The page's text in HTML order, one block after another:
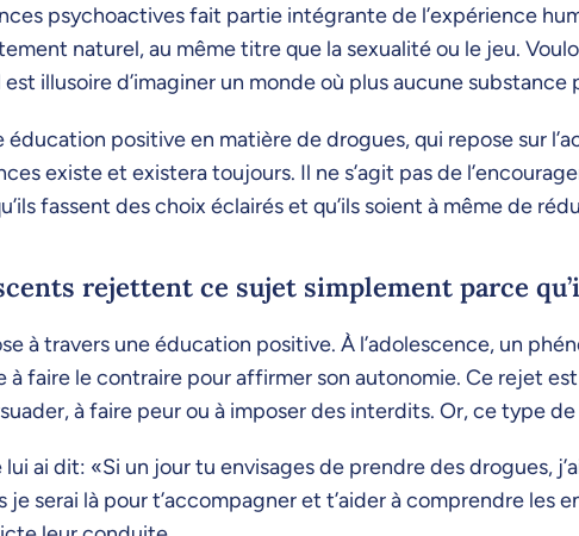
psychoactives fait partie intégrante de l’expérience
naturel, au même titre que la sexualité ou le jeu.
illusoire d’imaginer un monde où plus aucune
positive en matière de drogues, qui repose sur
existe et existera toujours. Il ne s’agit pas de
fassent des choix éclairés et qu’ils soient à même de
rejettent ce sujet simplement parce
à travers une éducation positive. À l’adolescence, un
à faire le contraire pour affirmer son autonomie. Ce rejet
à faire peur ou à imposer des interdits. Or, ce type
lui ai dit: «Si un jour tu envisages de prendre des drogues,
je serai là pour t’accompagner et t’aider à comprendre